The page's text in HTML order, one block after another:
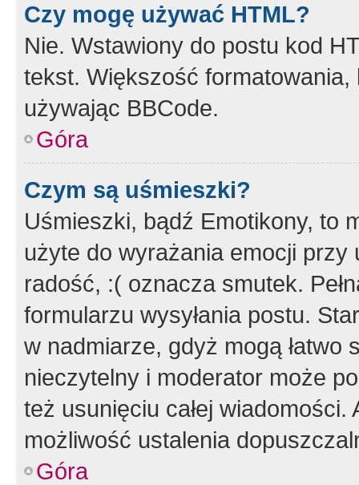
Czy mogę używać HTML?
Nie. Wstawiony do postu kod
tekst. Większość
używając BBCode.
Góra
Czym są uśmieszki?
Uśmieszki, bądź Emotikony, to
użyte do wyrażania emocji
radość, :( oznacza smutek.
formularzu wysyłania postu.
w nadmiarze, gdyż mogą
nieczytelny i moderator może
też usunięciu całej
możliwość ustalenia
Góra